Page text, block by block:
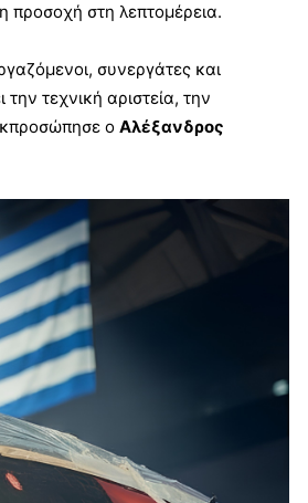
προσοχή στη λεπτομέρεια.
συνεργάτες και
τεχνική αριστεία, την
ο Αλέξανδρος